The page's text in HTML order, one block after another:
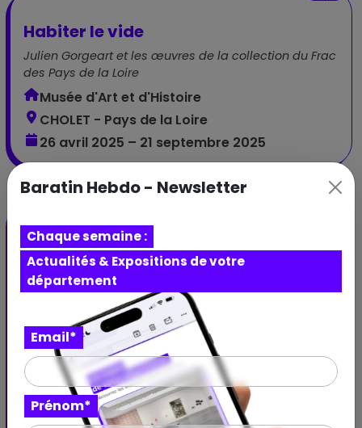
Habiter le vide
Julien Gorgeart et les œuvres de la collection du Frac
des Pays de la Loire
Musée d'Art et d'Histoire
CHOLET - Pays de la Loire
26 avril 2025 – 21 septembre 2025
Couleurs d'enfance
Un voyage ludique à travers les couleurs qui ont
façonné la mode et la symbolique enfantine.
Musée d'Art / Musée d'Histoire
Baratin Hebdo - Newsletter
Chaque semaine :
Actualités & Expositions de votre
département
Email*
Prénom*